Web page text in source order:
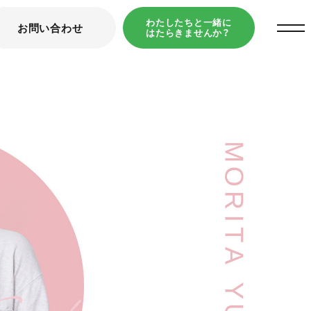
お問い合わせ
わたしたちと一緒に
はたらきませんか？